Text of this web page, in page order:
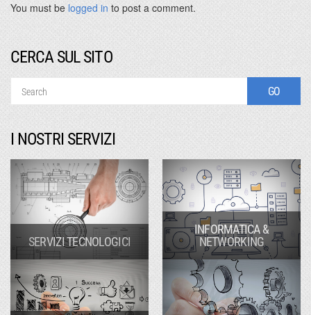
You must be logged in to post a comment.
CERCA SUL SITO
I NOSTRI SERVIZI
SERVIZI TECNOLOGICI
INFORMATICA &
NETWORKING